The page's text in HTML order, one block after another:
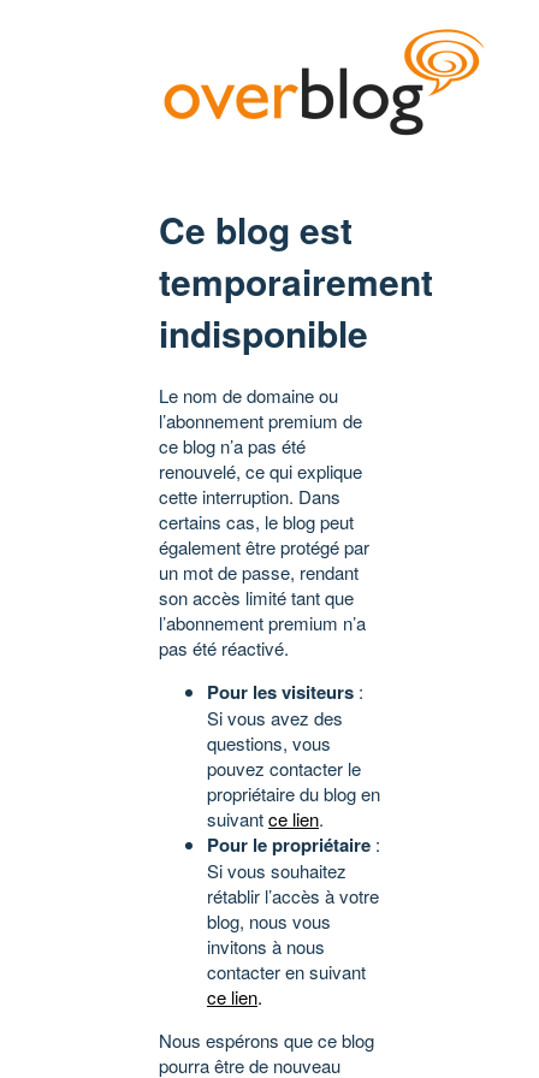
Ce blog est
temporairement
indisponible
Le nom de domaine ou
l’abonnement premium de
ce blog n’a pas été
renouvelé, ce qui explique
cette interruption. Dans
certains cas, le blog peut
également être protégé par
un mot de passe, rendant
son accès limité tant que
l’abonnement premium n’a
pas été réactivé.
Pour les visiteurs :
Si vous avez des
questions, vous
pouvez contacter le
propriétaire du blog en
suivantce lien.
Pour le propriétaire :
Si vous souhaitez
rétablir l’accès à votre
blog, nous vous
invitons à nous
contacter en suivant
ce lien.
Nous espérons que ce blog
pourra être de nouveau